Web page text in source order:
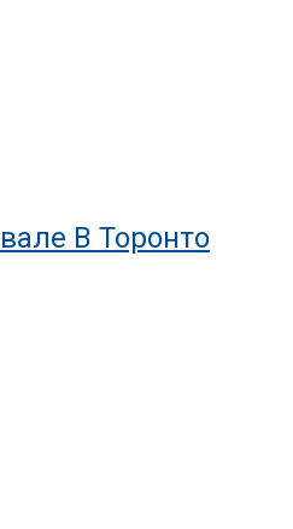
В Торонто